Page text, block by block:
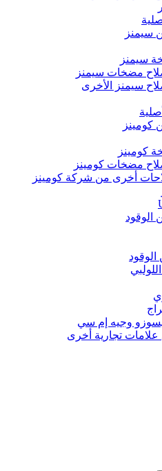
سيمنز
سيمنز
مضخات سيمنز
سيمنز الأخرى
كومينز
كومينز
مضخات كومينز
أخرى من شركة كومينز
الوقود
وجيه إم سي
تجارية أخرى